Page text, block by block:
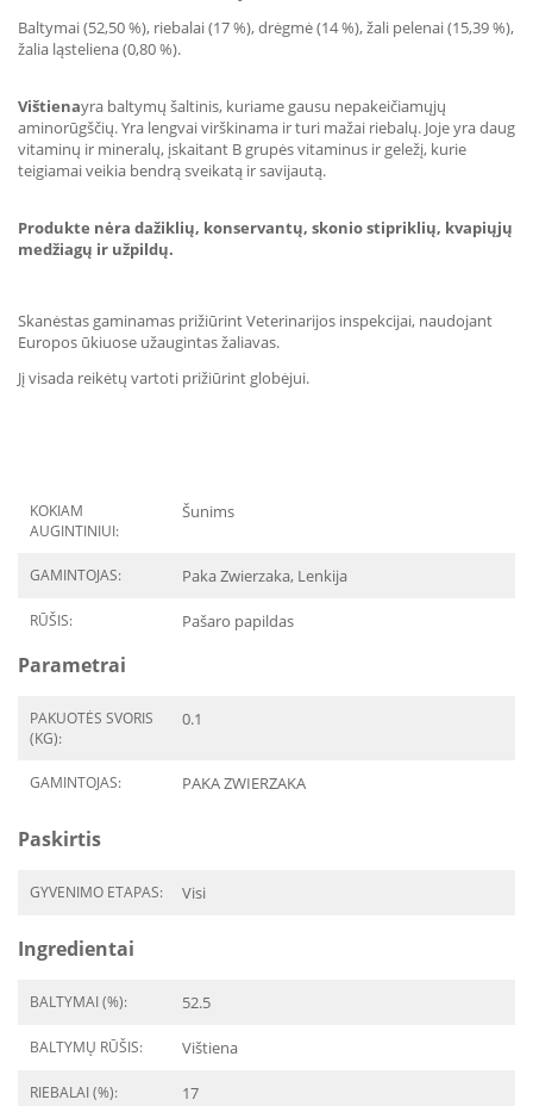
Baltymai (52,50 %), riebalai (17 %), drėgmė (14 %), žali pelenai (15,39 %),
žalia ląsteliena (0,80 %).
Vištienayra baltymų šaltinis, kuriame gausu nepakeičiamųjų
aminorūgščių. Yra lengvai virškinama ir turi mažai riebalų. Joje yra daug
vitaminų ir mineralų, įskaitant B grupės vitaminus ir geležį, kurie
teigiamai veikia bendrą sveikatą ir savijautą.
Produkte nėra dažiklių, konservantų, skonio stipriklių, kvapiųjų
medžiagų ir užpildų.
Skanėstas gaminamas prižiūrint Veterinarijos inspekcijai, naudojant
Europos ūkiuose užaugintas žaliavas.
Jį visada reikėtų vartoti prižiūrint globėjui.
KOKIAM
AUGINTINIUI:
Šunims
GAMINTOJAS: Paka Zwierzaka, Lenkija
RŪŠIS: Pašaro papildas
Parametrai
PAKUOTĖS SVORIS
(KG):
0.1
GAMINTOJAS: PAKA ZWIERZAKA
Paskirtis
GYVENIMO ETAPAS: Visi
Ingredientai
BALTYMAI (%): 52.5
BALTYMŲ RŪŠIS: Vištiena
RIEBALAI (%): 17